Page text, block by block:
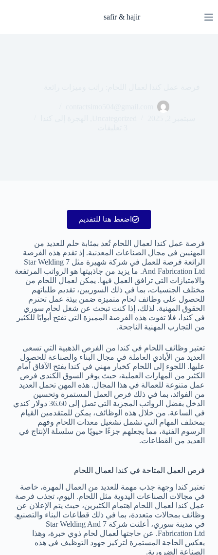
safir & hajir
اضغط هنا للتقديم
فرصة عمل كندا لعمال اللحام تُعد بمثابة حلم للعديد من
المهنيين في مجال الصناعات المعدنية. إذ تقدم هذه الفرصة
الرائعة فرصة للعمل في شركة شهيرة مثل 7 Star Welding
And Fabrication Ltd. ما يزيد من جاذبيتها هو الرواتب المرتفعة
والامتيازات التي ترافق العمل فيها. يمكن لعمال اللحام من
مختلف الجنسيات، بما في ذلك السوريين، تقديم طلباتهم
للحصول على وظائف لحام متميزة ضمن بيئة عمل تحترم
الحقوق المهنية. لذلك، إذا كنت تبحث عن شغل لحام سوري
في كندا، فلا تفوت هذه الفرصة المميزة التي تفتح أبوابًا للكثير
من التجارب المهنية الناجحة.
تعتبر وظائف اللحام في كندا من الفرص الذهبية التي تسعى
العديد من الأيادي العاملة في مجال البناء والصناعة للحصول
عليها. اللجوء إلى اللحام كخيار مهني في كندا يفتح الآفاق أمام
الكثير من المهارات العملية، حيث يوفر السوق الكندي فرص
عمل متنوعة للعمالة في هذا المجال. هذه المهن تحمل العديد
من الفوائد، بما في ذلك فرص العمل المستمرة وتحسين
الدخل بفضل الرواتب المجزية التي تصل إلى 36.60 دولار كندي
في الساعة. من خلال هذه الوظائف، يمكن للمتقدمين القيام
بمختلف المهام التي تشمل تشغيل معدات اللحام وفهم
الرسوم الفنية، مما يجعلهم جزءًا حيويًا من سلسلة الإنتاج في
العديد من القطاعات.
فرص العمل المتاحة في كندا لعمال اللحام
تعتبر كندا وجهة جذب مهمة للعديد من العمال المهرة، خاصة
في مجالات الصناعات اليدوية مثل اللحام. اليوم، تجذب فرصة
عمل كندا لعمال اللحام اهتمام الكثيرين، حيث يتم الإعلان عن
وظائف بمجالات متعددة، بما في ذلك قطاعات البناء والتصنيع.
في مدينة سوري، أعلنت شركة 7 Star Welding And
Fabrication Ltd. عن حاجتها لعمال لحام ذوي خبرة، وهذا
يعكس الحاجة المستمرة لتركيز جهود التوظيف في هذه
الصناعة الضرورية.